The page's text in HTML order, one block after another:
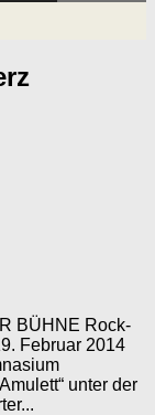
BÜHNE Rock-
Februar 2014
unter der